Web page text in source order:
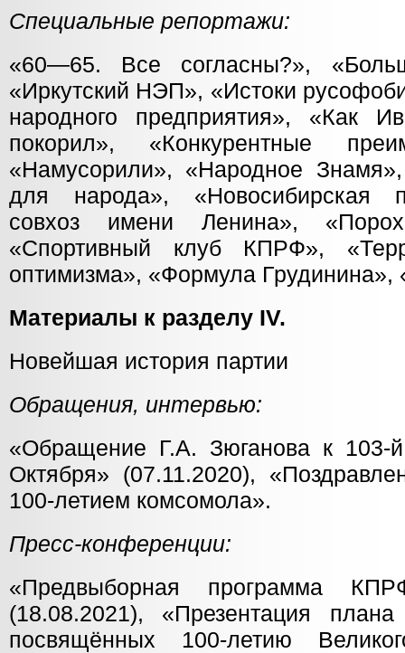
Специальные репортажи:
«60—65. Все согласны?»,
«Иркутский НЭП», «Истоки
народного предприятия», «Как
покорил», «Конкурентные
«Намусорили», «Народное
для народа», «Новосибирская
совхоз имени Ленина»,
«Спортивный клуб КПРФ»,
оптимизма», «Формула Грудинина»,
Материалы к разделу IV.
Новейшая история партии
Обращения, интервью:
«Обращение Г.А. Зюганова к 103-
Октября» (07.11.2020),
100-летием комсомола».
Пресс-конференции:
«Предвыборная программа
(18.08.2021), «Презентация
посвящённых 100-летию